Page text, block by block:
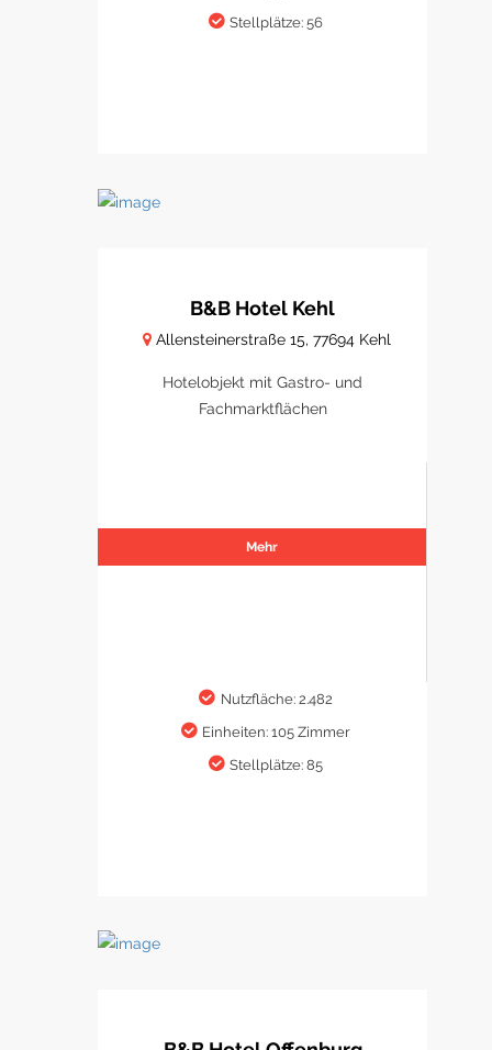
Stellplätze: 56
B&B Hotel Kehl
Allensteinerstraße 15, 77694 Kehl
Hotelobjekt mit Gastro- und
Fachmarktflächen
Mehr
Nutzfläche: 2.482
Einheiten: 105 Zimmer
Stellplätze: 85